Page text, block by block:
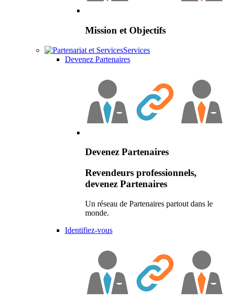
Mission et Objectifs
Services
Devenez Partenaires
Devenez Partenaires
Revendeurs professionnels,
devenez Partenaires
Un réseau de Partenaires partout dans le
monde.
Identifiez-vous